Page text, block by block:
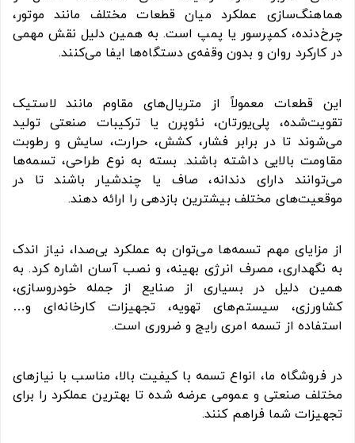
هماهنگ‌سازی عملکرد میان قطعات مختلف مانند موتور،
چرخ‌دنده، کمپرسور یا پمپ است. به همین دلیل نقش مهمی
در کارکرد روان و بدون وقفه‌ی دستگاه‌ها ایفا می‌کنند.
این قطعات معمولاً از متریال‌های مقاوم مانند لاستیک
تقویت‌شده، پلی‌یورتان، نئوپرن یا ترکیبات صنعتی تولید
می‌شوند تا در برابر فشار، کشش، حرارت، سایش و رطوبت
مقاومت بالایی داشته باشند. بسته به نوع طراحی، تسمه‌ها
می‌توانند دارای دندانه، صاف یا چندشیار باشند تا در
موقعیت‌های مختلف بیشترین بازدهی را ارائه دهند.
از مزایای مهم تسمه‌ها می‌توان به عملکرد بی‌صدا، نیاز اندک
به نگهداری، مصرف انرژی بهینه، و نصب آسان اشاره کرد. به
همین دلیل در بسیاری از صنایع از جمله خودروسازی،
کشاورزی، سیستم‌های تهویه، تجهیزات کارخانه‌ای و…
استفاده از تسمه امری رایج و ضروری است.
در فروشگاه ما، انواع تسمه با کیفیت بالا، مناسب با نیازهای
مختلف صنعتی و عمومی عرضه شده تا بهترین عملکرد را برای
تجهیزات شما فراهم کنند.